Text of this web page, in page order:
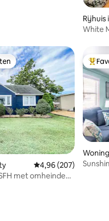
Rijhuis
White
Gemiddelde
4,96 (207)
met omheinde